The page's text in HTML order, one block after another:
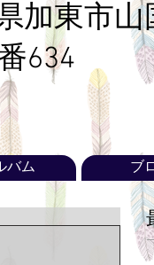
加東市山
634
バム ブ